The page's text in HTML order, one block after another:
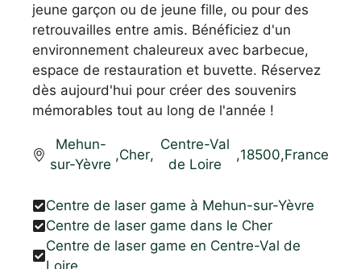
jeune garçon ou de jeune fille, ou pour des
retrouvailles entre amis. Bénéficiez d'un
environnement chaleureux avec barbecue,
espace de restauration et buvette. Réservez
dès aujourd'hui pour créer des souvenirs
mémorables tout au long de l'année !
Mehun-
sur-Yèvre
,Cher,
Centre-Val
de Loire
,18500,France
Centre de laser game à Mehun-sur-Yèvre
Centre de laser game dans le Cher
Centre de laser game en Centre-Val de
Loire